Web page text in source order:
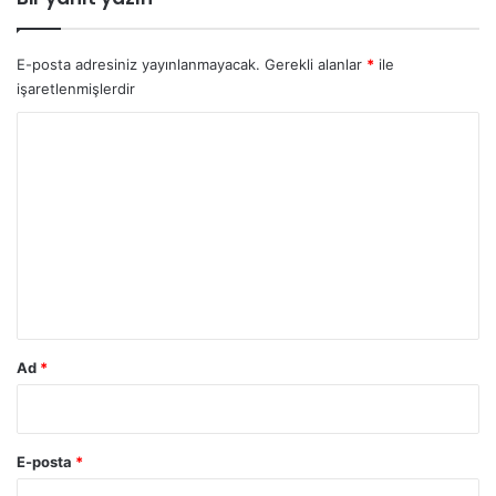
E-posta adresiniz yayınlanmayacak. Gerekli alanlar * ile
işaretlenmişlerdir
Ad *
E-posta *